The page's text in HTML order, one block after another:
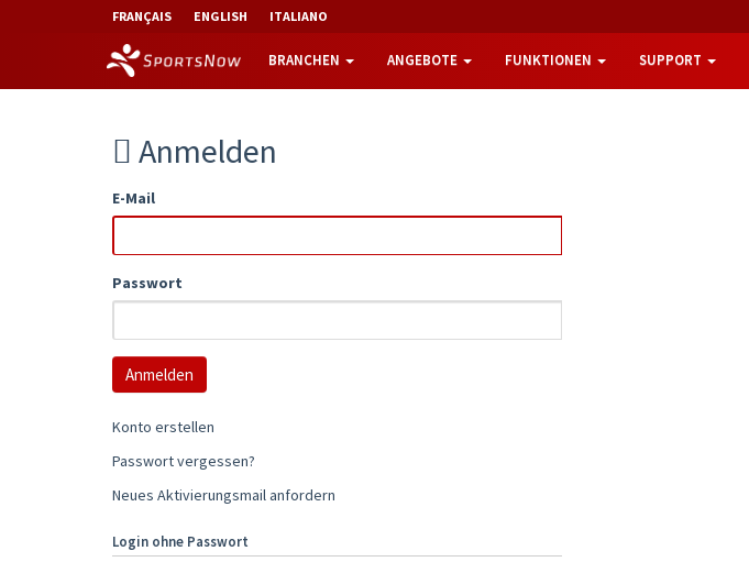
FRANÇAIS ENGLISH ITALIANO
BRANCHEN ANGEBOTE FUNKTIONEN SUPPORT
Anmelden
E-Mail
Passwort
Konto erstellen
Passwort vergessen?
Neues Aktivierungsmail anfordern
Login ohne Passwort